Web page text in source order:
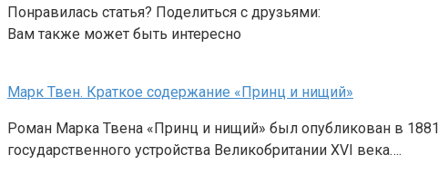
Понравилась статья? Поделиться с друзьями:
Вам также может быть интересно
Марк Твен. Краткое содержание «Принц и нищий»
Роман Марка Твена «Принц и нищий» был опубликован в
государственного устройства Великобритании XVI века….